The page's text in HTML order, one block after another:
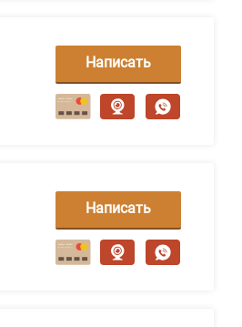
Написать
сообщение
Написать
сообщение